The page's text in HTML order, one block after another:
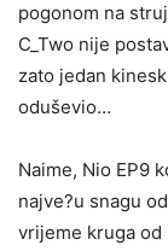
pogonom na
C_Two nije
zato jedan
oduševio…
Naime, Nio EP9
najve?u snagu
vrijeme kruga